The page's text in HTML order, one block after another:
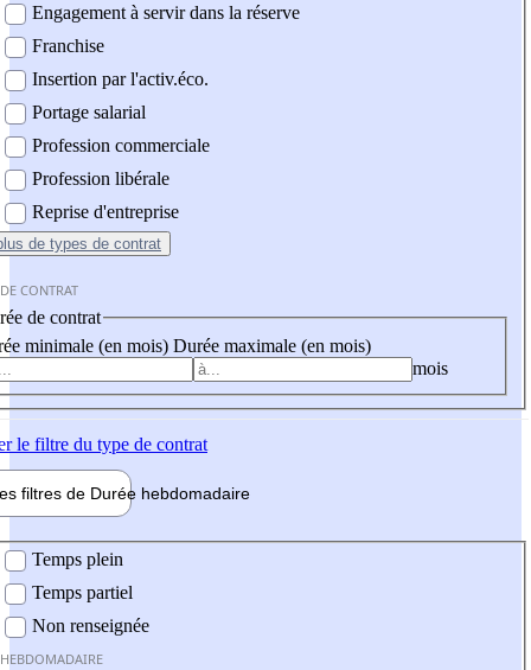
Engagement à servir dans la réserve
Franchise
Insertion par l'activ.éco.
Portage salarial
Profession commerciale
Profession libérale
Reprise d'entreprise
de types de contrat
CONTRAT
de contrat
minimale (en mois) Durée maximale (en mois)
mois
le filtre du type de contrat
filtres de Durée hebdomadaire
Temps plein
Temps partiel
Non renseignée